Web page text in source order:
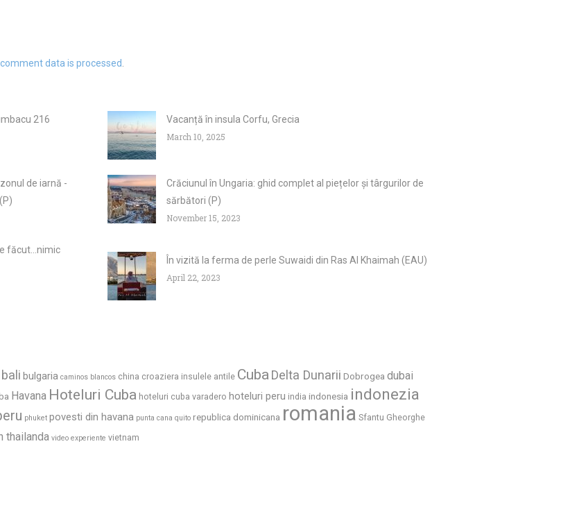
data is processed.
216
Vacanță în insula Corfu, Grecia
March 10, 2025
de iarnă -
Crăciunul în Ungaria: ghid complet al piețelor și târgurilor de
sărbători (P)
November 15, 2023
făcut...nimic
În vizită la ferma de perle Suwaidi din Ras Al Khaimah (EAU)
April 22, 2023
bali bulgaria caminos blancos china croaziera insulele antile Cuba Delta Dunarii Dobrogea dubai
Havana Hoteluri Cuba hoteluri cuba varadero hoteluri peru india indonesia indonezia
phuket povesti din havana punta cana quito republica dominicana romania Sfantu Gheorghe
thailanda video experiente vietnam